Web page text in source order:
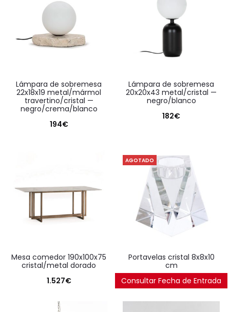
lámpara de sobremesa
22x18x19 metal/mármol
travertino/cristal —
negro/crema/blanco
194€
lámpara de sobremesa
20x20x43 metal/cristal —
negro/blanco
182€
mesa comedor 190x100x75
cristal/metal dorado
1.527€
AGOTADO
portavelas cristal 8x8x10
cm
29€
Consultar Fecha de Entrada